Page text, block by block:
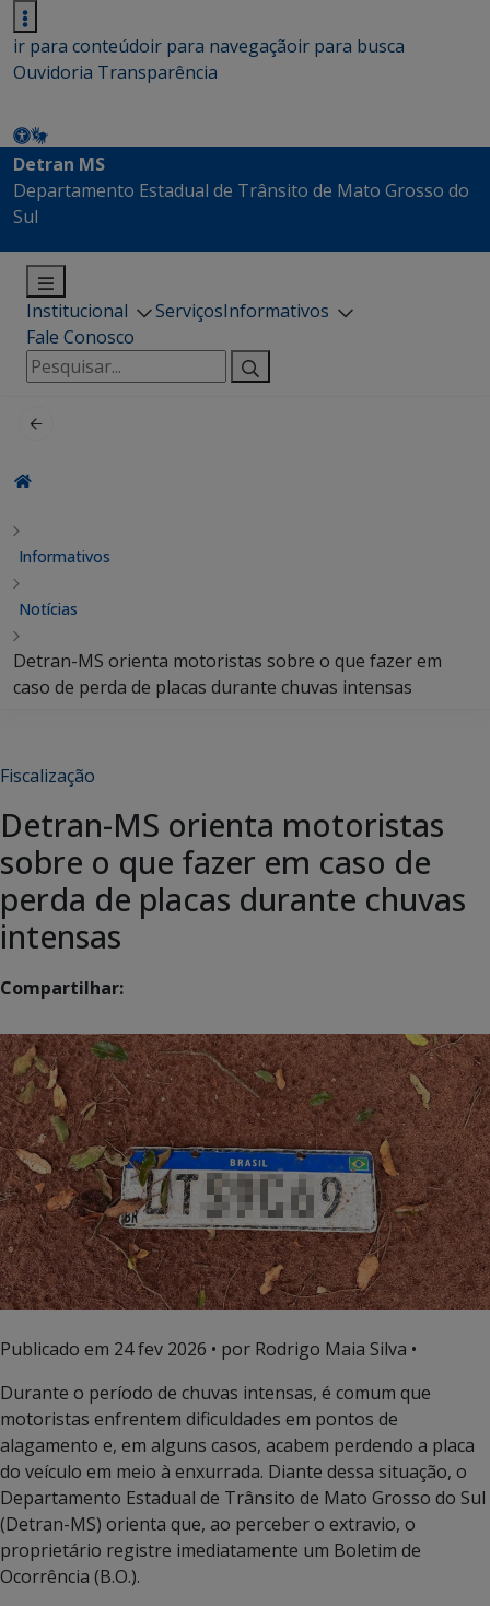
ir para conteúdoir para navegaçãoir para busca
Ouvidoria Transparência
Detran MS
Departamento Estadual de Trânsito de Mato Grosso do
Sul
Institucional ServiçosInformativos
Fale Conosco
Pesquisar
por:
Informativos
Notícias
Detran-MS orienta motoristas sobre o que fazer em
caso de perda de placas durante chuvas intensas
Fiscalização
Detran-MS orienta motoristas
sobre o que fazer em caso de
perda de placas durante chuvas
intensas
Compartilhar:
Publicado em 24 fev 2026 • por Rodrigo Maia Silva •
Durante o período de chuvas intensas, é comum que
motoristas enfrentem dificuldades em pontos de
alagamento e, em alguns casos, acabem perdendo a placa
do veículo em meio à enxurrada. Diante dessa situação, o
Departamento Estadual de Trânsito de Mato Grosso do Sul
(Detran-MS) orienta que, ao perceber o extravio, o
proprietário registre imediatamente um Boletim de
Ocorrência (B.O.).